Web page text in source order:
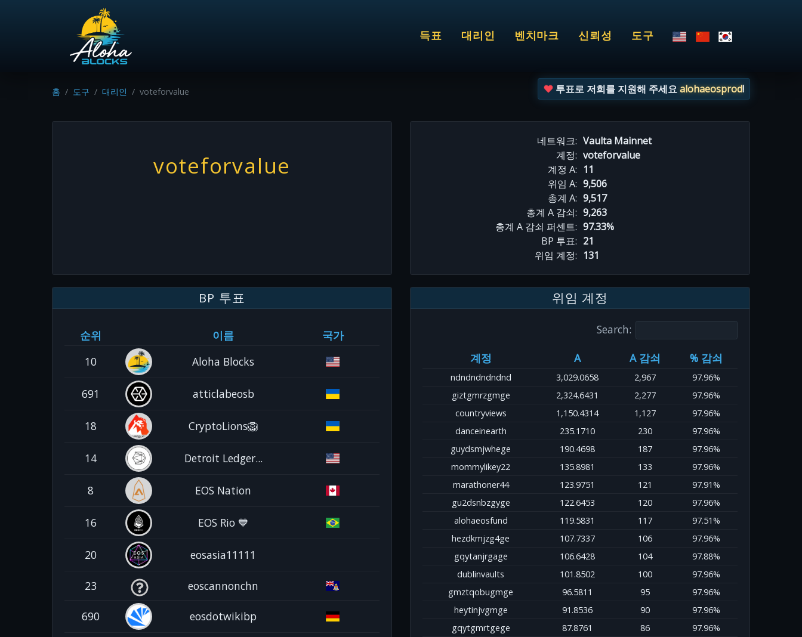
득표 대리인 벤치마크 신뢰성 도구
홈 도구 대리인 voteforvalue 투표로 저희를 지원해 주세요alohaeosprod!
voteforvalue
네트워크: Vaulta Mainnet
계정: voteforvalue
계정 A: 11
위임 A: 9,506
총계 A: 9,517
총계 A 감쇠: 9,263
총계 A 감쇠 퍼센트: 97.33%
BP 투표: 21
위임 계정: 131
BP 투표
순위 이름
국가
10
Aloha Blocks
691 atticlabeosb
18 CryptoLions🦁
14 Detroit Ledger...
8 EOS Nation
16 EOS Rio 💙
20 eosasia11111
23 eoscannonchn
690 eosdotwikibp
위임 계정
Search:
계정
A A 감쇠 % 감쇠
ndndndndndnd 3,029.0658 2,967
97.96%
giztgmrzgmge
2,324.6431 2,277
97.96%
countryviews
1,150.4314 1,127
97.96%
danceinearth
235.1710 230
97.96%
guydsmjwhege
190.4698 187
97.96%
mommylikey22
135.8981 133
97.96%
marathoner44
123.9751 121
97.91%
gu2dsnbzgyge
122.6453 120
97.96%
alohaeosfund
119.5831 117
97.51%
hezdkmjzg4ge
107.7337 106
97.96%
gqytanjrgage
106.6428 104
97.88%
dublinvaults
101.8502 100
97.96%
gmztqobugmge
96.5811 95
97.96%
heytinjvgmge
91.8536 90
97.96%
gqytgmrtgege
87.8761 86
97.96%